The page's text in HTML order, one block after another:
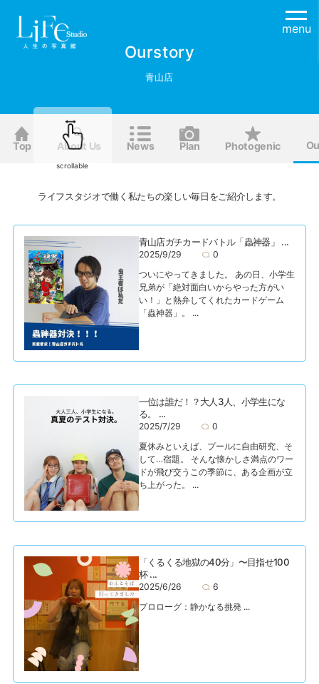
menu
Ourstory
青山店
Top About Us News Plan Photogenic
ライフスタジオで働く私たちの楽しい毎日をご紹介します。
青山店ガチカードバトル「蟲神器」 ...
2025/9/29
0
ついにやってきました。 あの日、小学生
兄弟が「絶対面白いからやった方がい
い！」と熱弁してくれたカードゲーム
「蟲神器」。 ...
一位は誰だ！？大人3人、小学生にな
る。 ...
2025/7/29
0
夏休みといえば、プールに自由研究、そ
して…宿題。 そんな懐かしさ満点のワー
ドが飛び交うこの季節に、ある企画が立
ち上がった。 ...
「くるくる地獄の40分」〜目指せ100
杯 ...
2025/6/26
6
プロローグ：静かなる挑発 ...